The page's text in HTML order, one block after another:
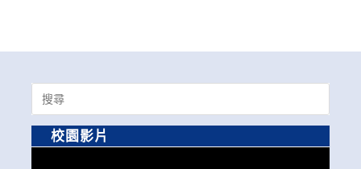
Search
for:
校園影片